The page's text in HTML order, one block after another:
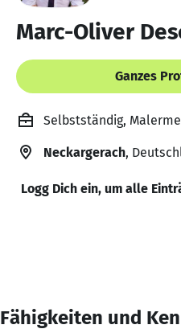
Marc-Oliver
Ganzes
Selbstständig,
Neckargerach,
Logg Dich ein, um alle
Fähigkeiten und